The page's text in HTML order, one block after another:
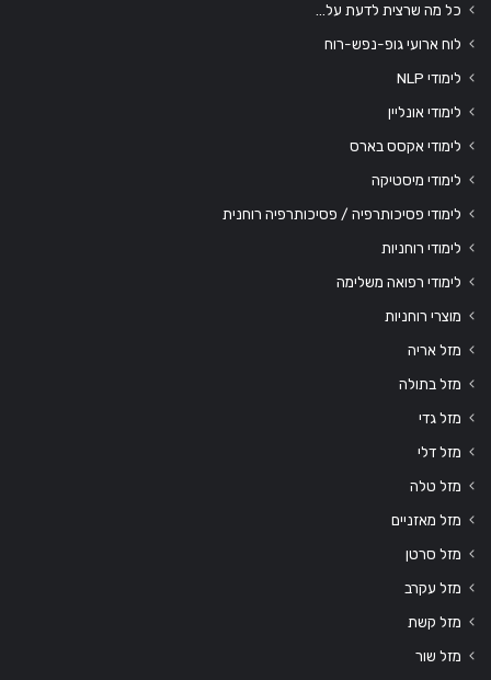
כל מה שרצית לדעת על…
לוח ארועי גופ-נפש-רוח
לימודי NLP
לימודי אונליין
לימודי אקסס בארס
לימודי מיסטיקה
לימודי פסיכותרפיה / פסיכותרפיה רוחנית
לימודי רוחניות
לימודי רפואה משלימה
מוצרי רוחניות
מזל אריה
מזל בתולה
מזל גדי
מזל דלי
מזל טלה
מזל מאזניים
מזל סרטן
מזל עקרב
מזל קשת
מזל שור